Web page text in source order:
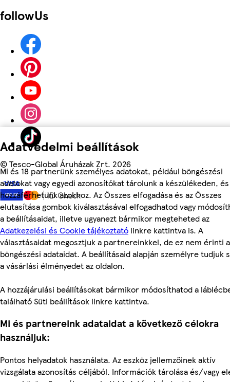
Adatvédelmi beállítások
Mi és 18 partnerünk személyes adatokat, például böngészési
adatokat vagy egyedi azonosítókat tárolunk a készülékeden, és
hozzáférhetünk azokhoz. Az Összes elfogadása és az Összes
elutasítása gombok kiválasztásával elfogadhatod vagy
a beállításaidat, illetve ugyanezt bármikor megteheted az
Adatkezelési és Cookie tájékoztató linkre kattintva is. A
választásaidat megosztjuk a partnereinkkel, de ez nem érinti a
böngészési adataidat. A beállításaid alapján személyre tudjuk
a vásárlási élményedet az oldalon.
A hozzájárulási beállításokat bármikor módosíthatod a
található Süti beállítások linkre kattintva.
Mi és partnereink adataidat a következő célokra
használjuk:
Pontos helyadatok használata. Az eszköz jellemzőinek aktív
vizsgálata azonosítás céljából. Információk tárolása és/vagy
followUs
©Tesco-Global Áruházak Zrt. 2026